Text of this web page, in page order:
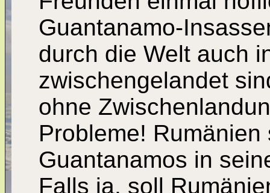
Guantanamo-
durch die Welt auch
zwischengelandet
ohne
Probleme!
Guantanamos in
Falls ja, soll